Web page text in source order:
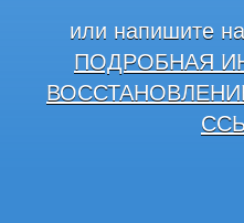
или напишите
ПОДРОБНАЯ